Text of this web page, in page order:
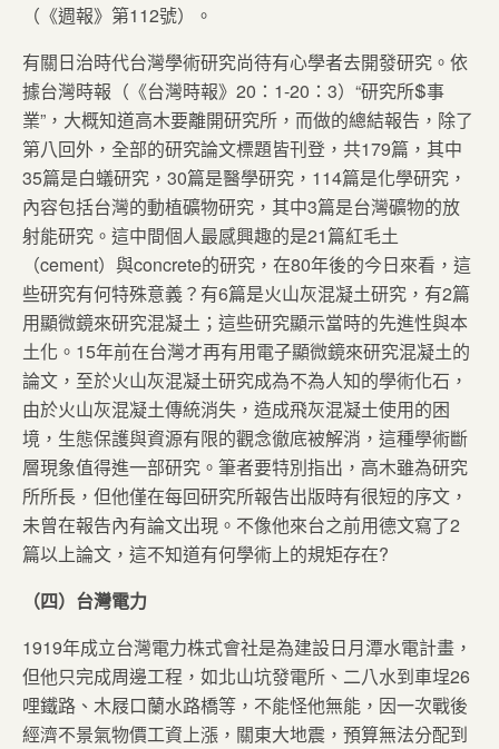
（《週報》第112號）。
有關日治時代台灣學術研究尚待有心學者去開發研究。依
據台灣時報（《台灣時報》20：1-20：3）“研究所事
業”，大概知道高木要離開研究所，而做的總結報告，除了
第八回外，全部的研究論文標題皆刊登，共179篇，其中
35篇是白蟻研究，30篇是醫學研究，114篇是化學研究，
內容包括台灣的動植礦物研究，其中3篇是台灣礦物的放
射能研究。這中間個人最感興趣的是21篇紅毛土
（cement）與concrete的研究，在80年後的今日來看，這
些研究有何特殊意義？有6篇是火山灰混凝土研究，有2篇
用顯微鏡來研究混凝土；這些研究顯示當時的先進性與本
土化。15年前在台灣才再有用電子顯微鏡來研究混凝土的
論文，至於火山灰混凝土研究成為不為人知的學術化石，
由於火山灰混凝土傳統消失，造成飛灰混凝土使用的困
境，生態保護與資源有限的觀念徹底被解消，這種學術斷
層現象值得進一部研究。筆者要特別指出，高木雖為研究
所所長，但他僅在每回研究所報告出版時有很短的序文，
未曾在報告內有論文出現。不像他來台之前用德文寫了2
篇以上論文，這不知道有何學術上的規矩存在?
（四）台灣電力
1919年成立台灣電力株式會社是為建設日月潭水電計畫，
但他只完成周邊工程，如北山坑發電所、二八水到車埕26
哩鐵路、木屐口蘭水路橋等，不能怪他無能，因一次戰後
經濟不景氣物價工資上漲，關東大地震，預算無法分配到